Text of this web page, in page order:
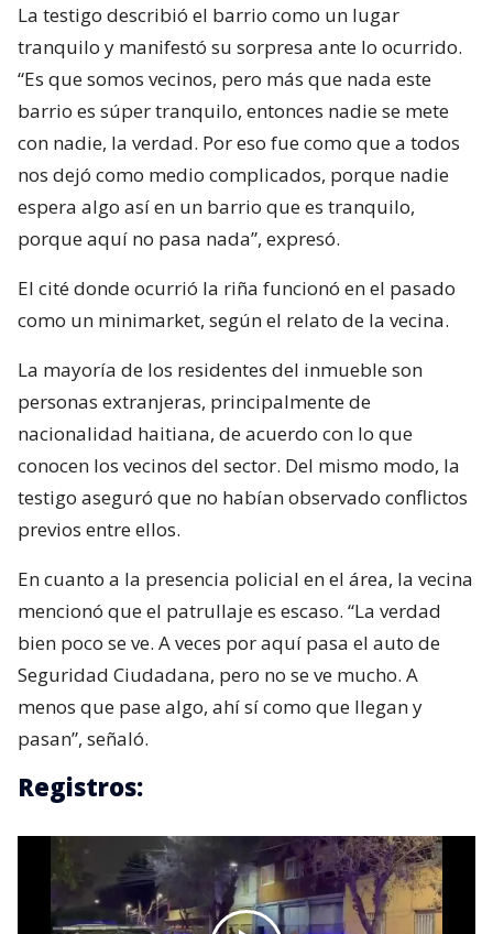
La testigo describió el barrio como un lugar
tranquilo y manifestó su sorpresa ante lo ocurrido.
“Es que somos vecinos, pero más que nada este
barrio es súper tranquilo, entonces nadie se mete
con nadie, la verdad. Por eso fue como que a todos
nos dejó como medio complicados, porque nadie
espera algo así en un barrio que es tranquilo,
porque aquí no pasa nada”, expresó.
El cité donde ocurrió la riña funcionó en el pasado
como un minimarket, según el relato de la vecina.
La mayoría de los residentes del inmueble son
personas extranjeras, principalmente de
nacionalidad haitiana, de acuerdo con lo que
conocen los vecinos del sector. Del mismo modo, la
testigo aseguró que no habían observado conflictos
previos entre ellos.
En cuanto a la presencia policial en el área, la vecina
mencionó que el patrullaje es escaso. “La verdad
bien poco se ve. A veces por aquí pasa el auto de
Seguridad Ciudadana, pero no se ve mucho. A
menos que pase algo, ahí sí como que llegan y
pasan”, señaló.
Registros: